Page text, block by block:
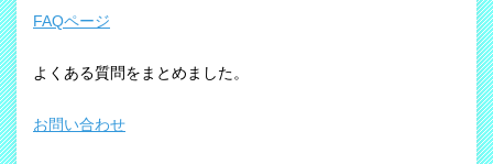
FAQページ
よくある質問をまとめました。
お問い合わせ